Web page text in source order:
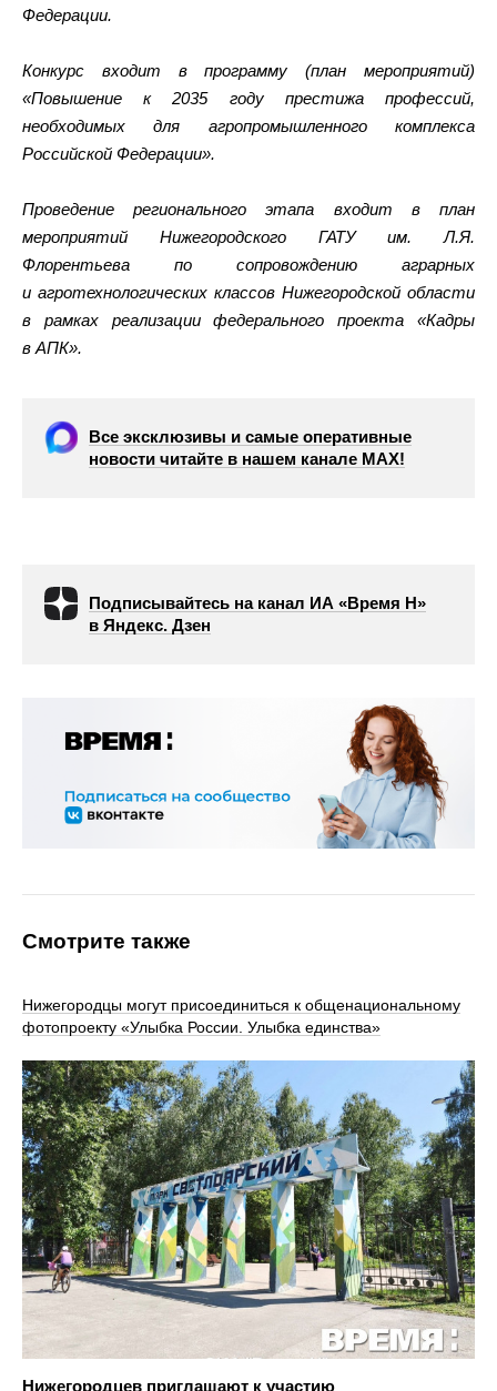
Федерации.
Конкурс входит в программу (план мероприятий)
«Повышение к 2035 году престижа профессий,
необходимых для агропромышленного комплекса
Российской Федерации».
Проведение регионального этапа входит в план
мероприятий Нижегородского ГАТУ им. Л.Я.
Флорентьева по сопровождению аграрных
и агротехнологических классов Нижегородской области
в рамках реализации федерального проекта «Кадры
в АПК».
Все эксклюзивы и самые оперативные
новости читайте в нашем канале МАХ!
Подписывайтесь на канал ИА «Время Н»
в Яндекс. Дзен
Смотрите также
Нижегородцы могут присоединиться к общенациональному
фотопроекту «Улыбка России. Улыбка единства»
Нижегородцев приглашают к участию